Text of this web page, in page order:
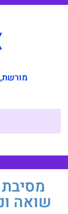
מורשת,
מסיבת
שואה